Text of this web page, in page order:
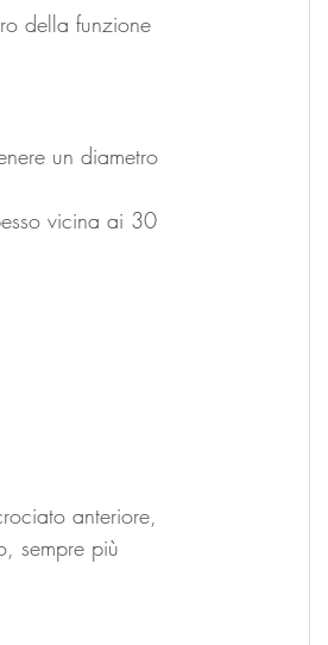
della funzione
un diametro
vicina ai 30
anteriore,
sempre più